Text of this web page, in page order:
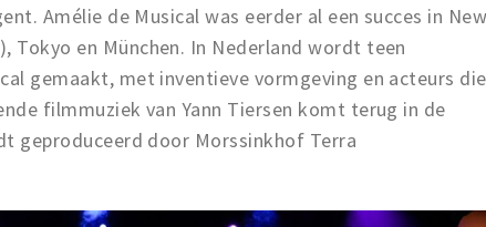
Amélie de Musical was eerder al een succes in
Tokyo en München. In Nederland wordt teen
gemaakt, met inventieve vormgeving en acteurs die
filmmuziek van Yann Tiersen komt terug in de
geproduceerd door Morssinkhof Terra